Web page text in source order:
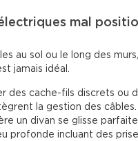
mal
au sol ou le long des
jamais idéal.
des cache-fils discrets ou
la gestion des câbles.
un divan se glisse
profonde incluant des